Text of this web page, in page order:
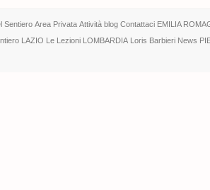
Sentiero Area Privata Attività blog Contattaci EMILIA
LAZIO Le Lezioni LOMBARDIA Loris Barbieri News